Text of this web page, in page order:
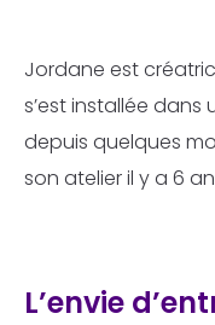
Jordane est
s’est installée dans
depuis quelques
son atelier il y a 6
L’envie